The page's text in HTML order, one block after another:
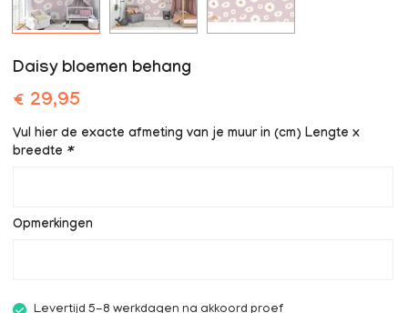
Daisy bloemen behang
€ 29,95
Vul hier de exacte afmeting van je muur in (cm) Lengte x
breedte *
Opmerkingen
Levertijd 5-8 werkdagen na akkoord proef